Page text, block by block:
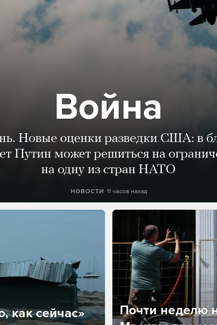
Война
Новые оценки разведки США: в
Путин может решиться на
на одну из стран НАТО
НОВОСТИ 11 часов назад
как сейчас»
Почти неделю